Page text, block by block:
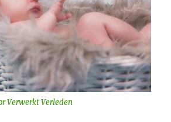
Verwerkt Verleden